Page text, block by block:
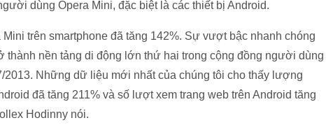
dùng Opera Mini, đặc biệt là các thiết bị Android.
trên smartphone đã tăng 142%. Sự vượt bậc nhanh chóng
thành nền tảng di động lớn thứ hai trong cộng đồng người dùng
2013. Những dữ liệu mới nhất của chúng tôi cho thấy lượng
đã tăng 211% và số lượt xem trang web trên Android tăng
Hodinny nói.